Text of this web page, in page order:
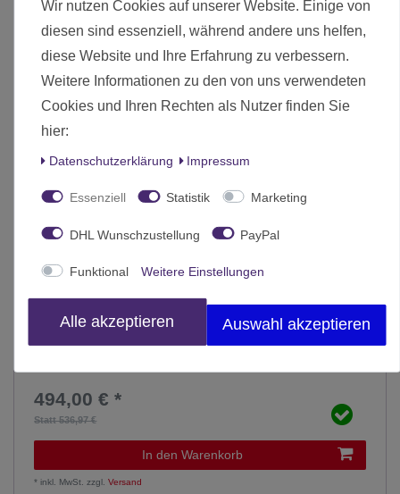
-8%
Statt 536,97 €
494,00 € *
In den Warenkorb
*inkl. MwSt. zzgl.Versand
Wir nutzen Cookies auf unserer Website. Einige von
diesen sind essenziell, während andere uns helfen,
diese Website und Ihre Erfahrung zu verbessern.
Weitere Informationen zu den von uns verwendeten
Cookies und Ihren Rechten als Nutzer finden Sie
hier:
Daten­schutz­erklärung Impressum
Essenziell Statistik Marketing
DHL Wunschzustellung PayPal
Funktional Weitere Einstellungen
Alle akzeptieren Auswahl akzeptieren